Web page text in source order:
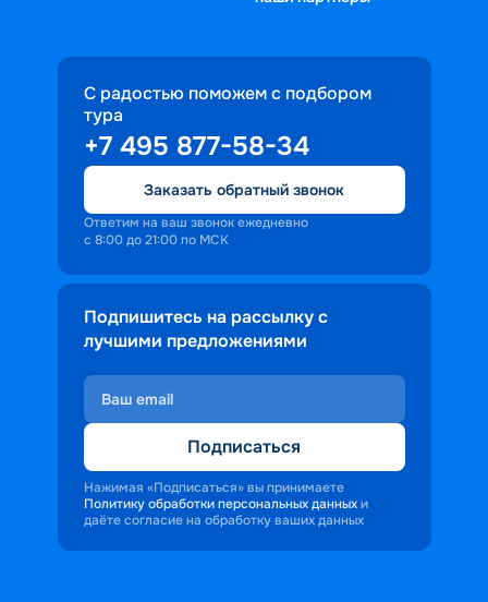
С радостью поможем с подбором
тура
+7 495 877-58-34
Заказать обратный звонок
Ответим на ваш звонок ежедневно
с 8:00 до 21:00 по МСК
Подпишитесь на рассылку с
лучшими предложениями
Подписаться
Нажимая «Подписаться» вы принимаете
Политику обработки персональных данных и
даёте согласие на обработку ваших данных